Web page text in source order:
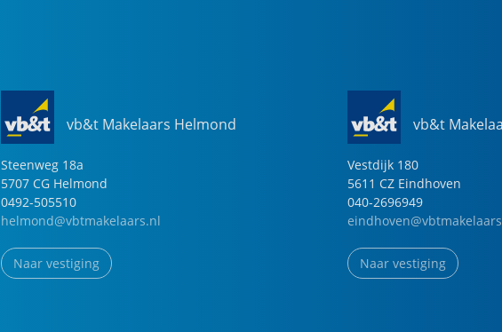
vb&t Makelaars Helmond
Steenweg 18a
5707 CG Helmond
0492-505510
helmond@vbtmakelaars.nl
Naar vestiging
vb&t
Vestdijk 180
5611 CZ Eindhoven
040-2696949
Naar vestiging